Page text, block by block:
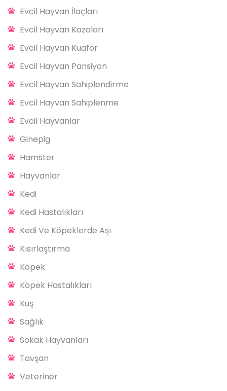
Evcil Hayvan İlaçları
Evcil Hayvan Kazaları
Evcil Hayvan Kuaför
Evcil Hayvan Pansiyon
Evcil Hayvan Sahiplendirme
Evcil Hayvan Sahiplenme
Evcil Hayvanlar
Ginepig
Hamster
Hayvanlar
Kedi
Kedi Hastalıkları
Kedi Ve Köpeklerde Aşı
Kısırlaştırma
Köpek
Köpek Hastalıkları
Kuş
Sağlık
Sokak Hayvanları
Tavşan
Veteriner